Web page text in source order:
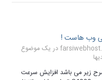
farsiwebhost.com پاسخی برای farsiwebhost.com در یک موضوع
زیر می باشد افزایش سرعت